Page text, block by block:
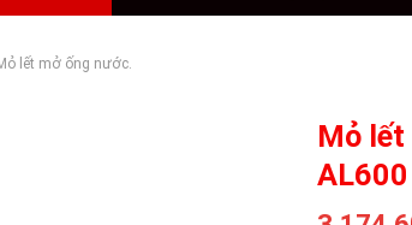
lết mở ống nước.
Mỏ lết
AL600